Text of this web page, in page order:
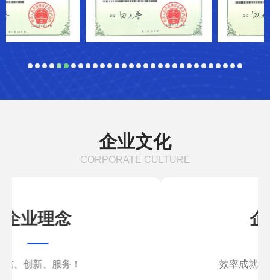
企业文化
CORPORATE CULTURE
效率成就品牌,诚信铸就未来。